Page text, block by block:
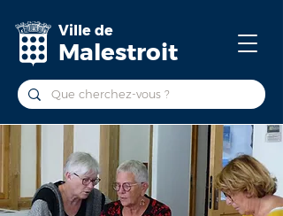
Ville de
Malestroit